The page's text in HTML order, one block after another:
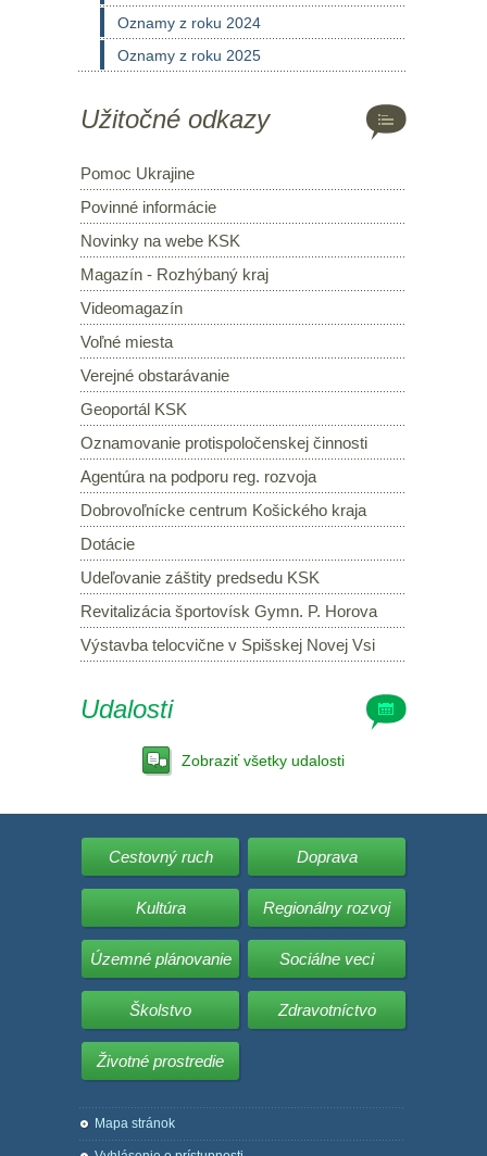
Oznamy z roku 2024
Oznamy z roku 2025
Užitočné odkazy
Pomoc Ukrajine
Povinné informácie
Novinky na webe KSK
Magazín - Rozhýbaný kraj
Videomagazín
Voľné miesta
Verejné obstarávanie
Geoportál KSK
Oznamovanie protispoločenskej činnosti
Agentúra na podporu reg. rozvoja
Dobrovoľnícke centrum Košického kraja
Dotácie
Udeľovanie záštity predsedu KSK
Revitalizácia športovísk Gymn. P. Horova
Výstavba telocvične v Spišskej Novej Vsi
Udalosti
Zobraziť všetky udalosti
Cestovný ruch Doprava
Kultúra Regionálny rozvoj
Územné plánovanie Sociálne veci
Školstvo Zdravotníctvo
Životné prostredie
Mapa stránok